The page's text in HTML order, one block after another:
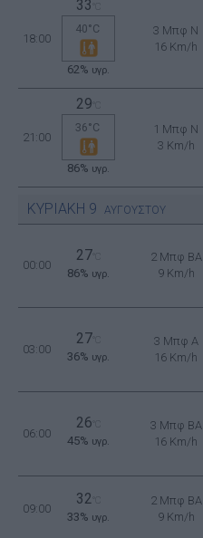
18:00
33
40°C
62% υγρ.
3 Μπφ N
16 Km/h
21:00
29
36°C
86% υγρ.
1 Μπφ N
3 Km/h
ΚΥΡΙΑΚΗ 9 ΑΥΓΟΥΣΤΟΥ
00:00
27
86% υγρ.
2 Μπφ BA
9 Km/h
03:00
27
36% υγρ.
3 Μπφ Α
16 Km/h
06:00
26
45% υγρ.
3 Μπφ BA
16 Km/h
09:00
32
33% υγρ.
2 Μπφ BA
9 Km/h